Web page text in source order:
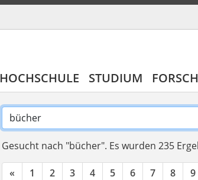
HOCHSCHULE STUDIUM
Gesucht nach "bücher". Es wurden 235
« 1 2 3 4 5 6 7 8 9